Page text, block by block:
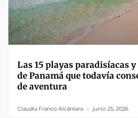
Las 15 playas paradisíacas
de Panamá que todavía
de aventura
Claudia Franco Alcántara junio 25, 2026